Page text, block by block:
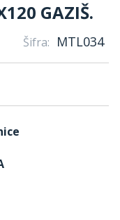
GAZIŠ.
Šifra: MTL034